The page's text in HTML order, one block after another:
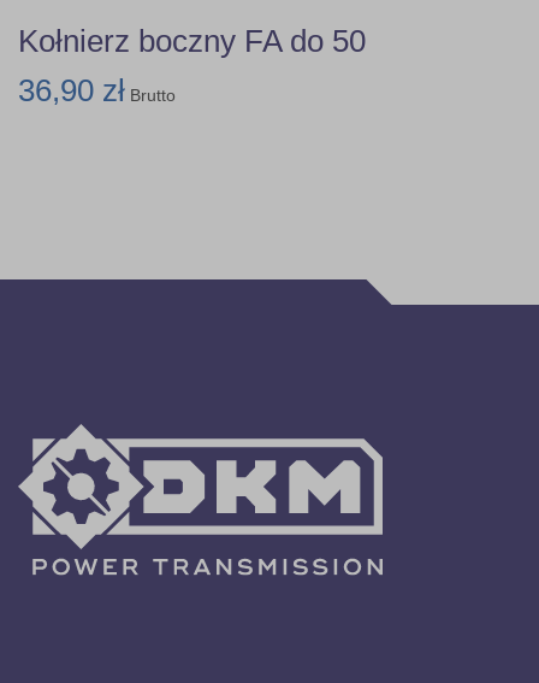
Kołnierz boczny FA do 50
36,90 zł Brutto